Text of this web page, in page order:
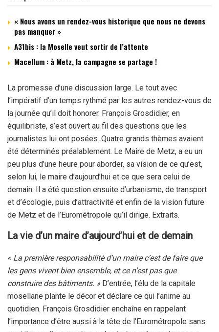
« Nous avons un rendez-vous historique que nous ne devons
pas manquer »
A31bis : la Moselle veut sortir de l’attente
Macellum : à Metz, la campagne se partage !
La promesse d’une discussion large. Le tout avec
l’impératif d’un temps rythmé par les autres rendez-vous de
la journée qu’il doit honorer. François Grosdidier, en
équilibriste, s’est ouvert au fil des questions que les
journalistes lui ont posées. Quatre grands thèmes avaient
été déterminés préalablement. Le Maire de Metz, a eu un
peu plus d’une heure pour aborder, sa vision de ce qu’est,
selon lui, le maire d’aujourd’hui et ce que sera celui de
demain. Il a été question ensuite d’urbanisme, de transport
et d’écologie, puis d’attractivité et enfin de la vision future
de Metz et de l’Eurométropole qu’il dirige. Extraits.
La vie d’un maire d’aujourd’hui et de demain
« La première responsabilité d’un maire c’est de faire que
les gens vivent bien ensemble, et ce n’est pas que
construire des bâtiments. » D’entrée, l’élu de la capitale
mosellane plante le décor et déclare ce qui l’anime au
quotidien. François Grosdidier enchaîne en rappelant
l’importance d’être aussi à la tête de l’Eurométropole sans